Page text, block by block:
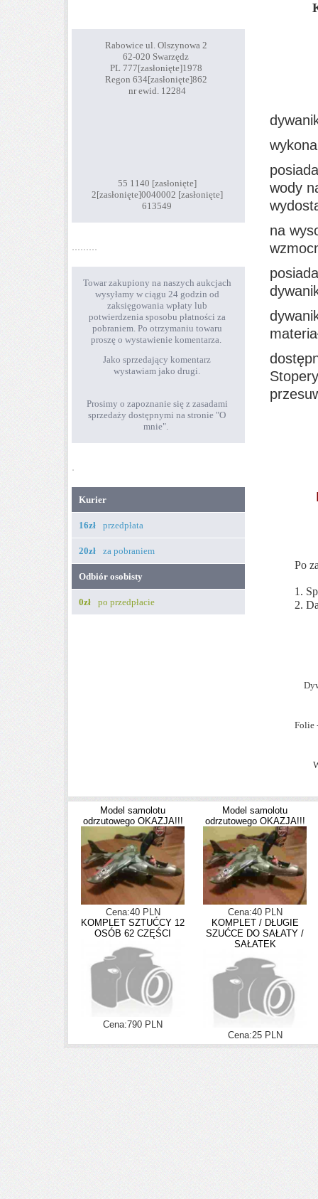
Rabowice ul. Olszynowa 2
62-020 Swarzędz
PL 777[zasłonięte]1978
Regon 634[zasłonięte]862
nr ewid. 12284
55 1140 [zasłonięte]
2[zasłonięte]0040002 [zasłonięte]
613549
.........
Towar zakupiony na naszych aukcjach
wysyłamy w ciągu 24 godzin od
zaksięgowania wpłaty lub
potwierdzenia sposobu płatności za
pobraniem. Po otrzymaniu towaru
proszę o wystawienie komentarza.
Jako sprzedający komentarz
wystawiam jako drugi.
Prosimy o zapoznanie się z zasadami
sprzedaży dostępnymi na stronie "O
mnie".
.
Kurier
16zł przedpłata
20zł za pobraniem
Odbiór osobisty
0zł po przedpłacie
wody
na
Po
1.
2.
Folie
Informujemy, że zgodnie z Ustawą z dnia 2 marca 2000r. o ochronie
zawartej na odległość bez podania przyczyny w przeciągu 10 dni od
Model samolotu
odrzutowego OKAZJA!!!
Cena:40 PLN
Model samolotu
odrzutowego OKAZJA!!!
Cena:40 PLN
KOMPLET SZTUĆCY 12
OSÓB 62 CZĘŚCI
Cena:790 PLN
KOMPLET / DŁUGIE
SZUĆCE DO SAŁATY /
SAŁATEK
Cena:25 PLN